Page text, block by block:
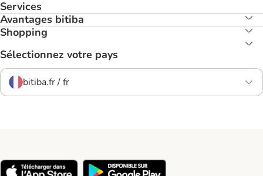
Services
Avantages bitiba
Shopping
Sélectionnez votre pays
bitiba.fr / fr